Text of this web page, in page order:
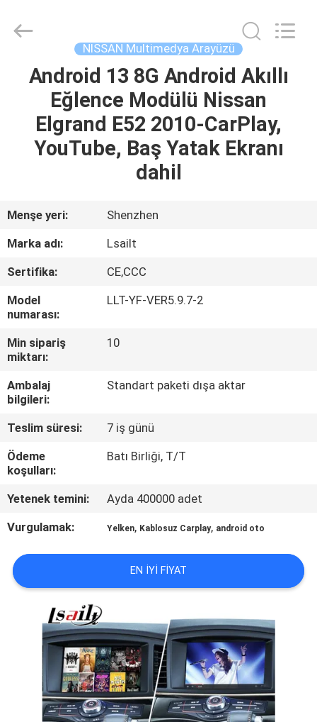
ÜRÜN:%
HAKKIMIZDA
FABRIKA
TURU
KALITE
KONTROL
BIZIMLE
ILETIŞIME
GEÇIN
VAKALAR
HARITASI
PRIVACY
POLICY
Electron
Co.,Ltd.
NISSAN Multimedya Arayüzü
Android 13 8G Android Akıllı
Eğlence Modülü Nissan
Elgrand E52 2010-CarPlay,
YouTube, Baş Yatak Ekranı
dahil
Menşe yeri:
Shenzhen
Marka adı:
Lsailt
Sertifika:
CE,CCC
Model
numarası:
LLT-YF-VER5.9.7-2
Min sipariş
miktarı:
10
Ambalaj
bilgileri:
Standart paketi dışa aktar
Teslim süresi:
7 iş günü
Ödeme
koşulları:
Batı Birliği, T/T
Yetenek temini:
Ayda 400000 adet
Vurgulamak:
Yelken, Kablosuz Carplay, android oto
EN IYI FIYAT